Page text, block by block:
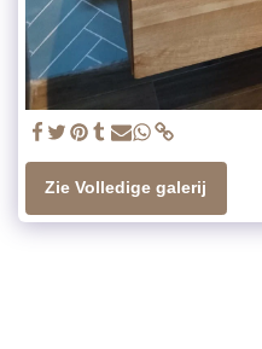
Zie Volledige galerij